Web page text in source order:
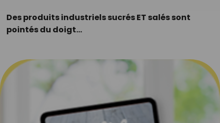
Des produits industriels sucrés ET salés sont
pointés du doigt…